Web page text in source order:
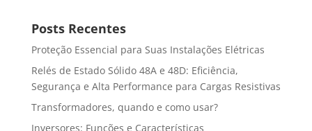
Posts Recentes
Proteção Essencial para Suas Instalações Elétricas
Relés de Estado Sólido 48A e 48D: Eficiência,
Segurança e Alta Performance para Cargas Resistivas
Transformadores, quando e como usar?
Inversores: Funções e Características